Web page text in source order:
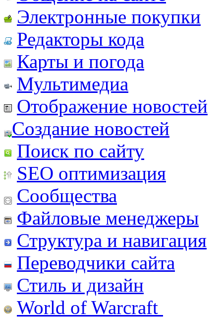
Электронные покупки
Редакторы кода
Карты и погода
Мультимедиа
Отображение новостей
Создание новостей
Поиск по сайту
SEO оптимизация
Сообщества
Файловые менеджеры
Структура и навигация
Переводчики сайта
Стиль и дизайн
World of Warcraft